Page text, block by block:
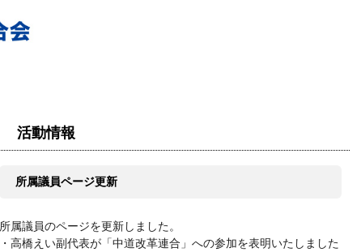
活動情報
所属議員ページ更新
所属議員のページを更新しました。
・高橋えい副代表が「中道改革連合」への参加を表明いたしました